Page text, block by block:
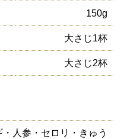
150g
大さじ1杯
大さじ2杯
人参・セロリ・きゅう